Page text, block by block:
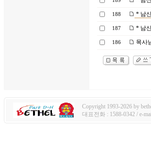
188 * 남
187 * 남
186 목사
Copyright 1993-2026 by
대표전화 : 1588-0342 / e-